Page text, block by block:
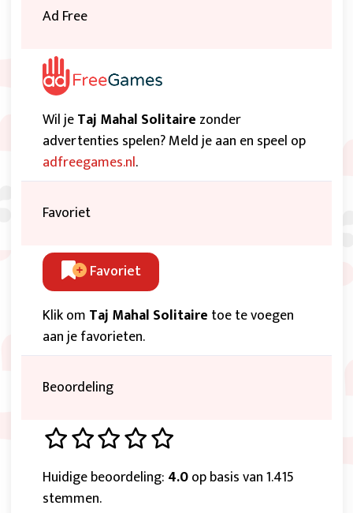
Ad Free
Wil jeTaj Mahal Solitaire zonder
advertenties spelen? Meld je aan en speel op
adfreegames.nl.
Favoriet
Favoriet
Klik om Taj Mahal Solitaire toe te voegen
aan je favorieten.
Beoordeling
Huidige beoordeling: 4.0op basis van 1.415
stemmen.